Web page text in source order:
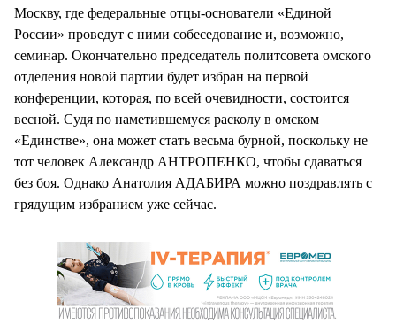
Москву, где федеральные отцы-основатели «Единой
России» проведут с ними собеседование и, возможно,
семинар. Окончательно председатель политсовета омского
отделения новой партии будет избран на первой
конференции, которая, по всей очевидности, состоится
весной. Судя по наметившемуся расколу в омском
«Единстве», она может стать весьма бурной, поскольку не
тот человек Александр АНТРОПЕНКО, чтобы сдаваться
без боя. Однако Анатолия АДАБИРА можно поздравлять с
грядущим избранием уже сейчас.